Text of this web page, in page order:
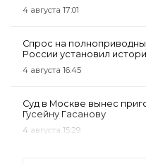
4 августа 17:01
Спрос на
России установил
4 августа 16:45
Суд в Москве вынес
Гусейну Гасанову
4 августа 15:29